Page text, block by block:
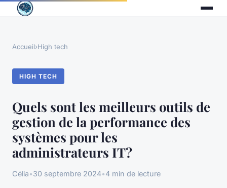
Accueil›High tech
HIGH TECH
Quels sont les meilleurs outils de
gestion de la performance des
systèmes pour les
administrateurs IT?
Célia•30 septembre 2024•4 min de lecture